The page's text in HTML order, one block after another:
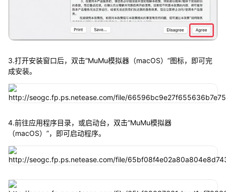
3.打开安装窗口后，双击“MuMu模拟器（macOS）”图标，即可完
成安装。
4.前往应用程序目录，或启动台，双击“MuMu模拟器
（macOS）”，即可启动程序。